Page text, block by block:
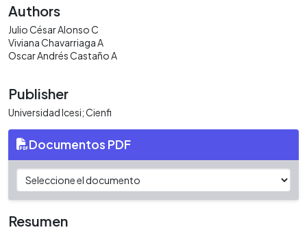
Authors
Julio César Alonso C
Viviana Chavarriaga A
Oscar Andrés Castaño A
Publisher
Universidad Icesi; Cienfi
Documentos PDF
Resumen